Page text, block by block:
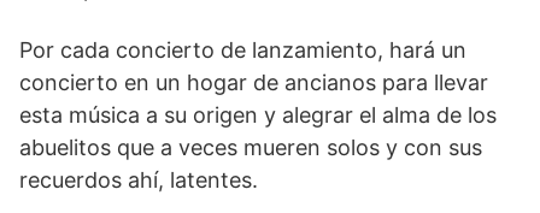
Por cada concierto de lanzamiento, hará un
concierto en un hogar de ancianos para llevar
esta música a su origen y alegrar el alma de los
abuelitos que a veces mueren solos y con sus
recuerdos ahí, latentes.